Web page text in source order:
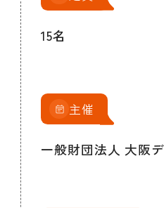
15名
主催
一般財団法人 大阪